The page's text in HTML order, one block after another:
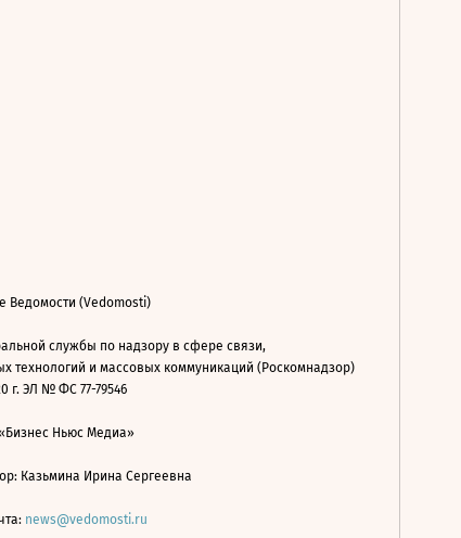
Ведомости (Vedomosti)
службы по надзору в сфере связи,
технологий и массовых коммуникаций (Роскомнадзор)
г. ЭЛ № ФС 77-79546
Ньюс Медиа»
Казьмина Ирина Сергеевна
news@vedomosti.ru